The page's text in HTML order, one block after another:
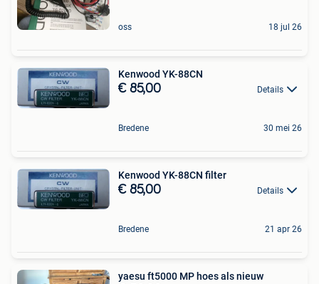
oss 18 jul 26
Kenwood YK-88CN
€ 85,00 Details
Bredene 30 mei 26
Kenwood YK-88CN filter
€ 85,00 Details
Bredene 21 apr 26
yaesu ft5000 MP hoes als nieuw